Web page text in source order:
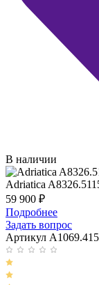
В наличии
Adriatica
59 900 ₽
Подробнее
Задать вопрос
Артикул